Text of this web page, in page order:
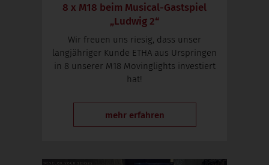
8 x M18 beim Musical-Gastspiel
„Ludwig 2“
Wir freuen uns riesig, dass unser
langjähriger Kunde ETHA aus Urspringen
in 8 unserer M18 Movinglights investiert
hat!
mehr erfahren